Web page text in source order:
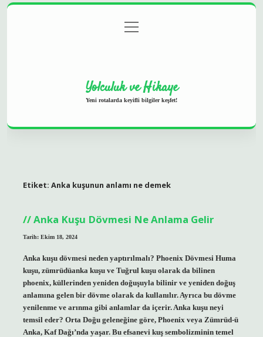
Gizlilik Politikası
menüyü
aç
Yolculuk ve Hikaye
Yeni rotalarda keyifli bilgiler keşfet!
Etiket: Anka kuşunun anlamı ne demek
Anka Kuşu Dövmesi Ne Anlama Gelir
Tarih: Ekim 18, 2024
Anka kuşu dövmesi neden yaptırılmalı? Phoenix Dövmesi Huma
kuşu, zümrüdüanka kuşu ve Tuğrul kuşu olarak da bilinen
phoenix, küllerinden yeniden doğuşuyla bilinir ve yeniden doğuş
anlamına gelen bir dövme olarak da kullanılır. Ayrıca bu dövme
yenilenme ve arınma gibi anlamlar da içerir. Anka kuşu neyi
temsil eder? Orta Doğu geleneğine göre, Phoenix veya Zümrüd-ü
Anka, Kaf Dağı’nda yaşar. Bu efsanevi kuş sembolizminin temel